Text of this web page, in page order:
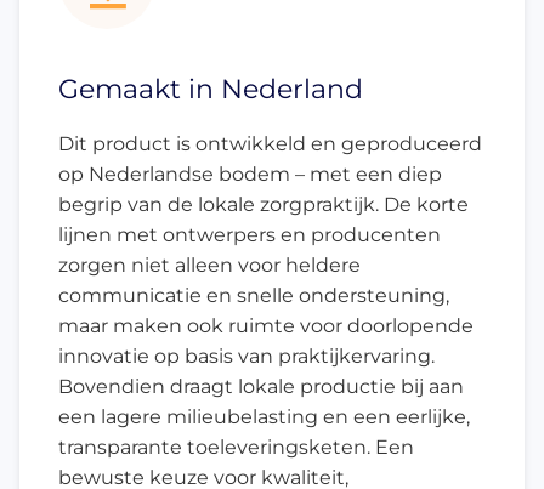
Gemaakt in Nederland
Dit product is ontwikkeld en geproduceerd
op Nederlandse bodem – met een diep
begrip van de lokale zorgpraktijk. De korte
lijnen met ontwerpers en producenten
zorgen niet alleen voor heldere
communicatie en snelle ondersteuning,
maar maken ook ruimte voor doorlopende
innovatie op basis van praktijkervaring.
Bovendien draagt lokale productie bij aan
een lagere milieubelasting en een eerlijke,
transparante toeleveringsketen. Een
bewuste keuze voor kwaliteit,